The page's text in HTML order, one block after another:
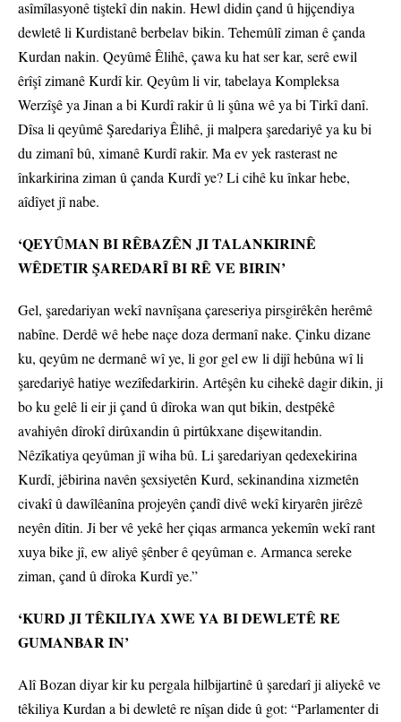
asîmîlasyonê tiştekî din nakin. Hewl didin çand û hijçendiya
dewletê li Kurdistanê berbelav bikin. Tehemûlî ziman ê çanda
Kurdan nakin. Qeyûmê Êlihê, çawa ku hat ser kar, serê ewil
êrîşî zimanê Kurdî kir. Qeyûm li vir, tabelaya Kompleksa
Werzîşê ya Jinan a bi Kurdî rakir û li şûna wê ya bi Tirkî danî.
Dîsa li qeyûmê Şaredariya Êlihê, ji malpera şaredariyê ya ku bi
du zimanî bû, ximanê Kurdî rakir. Ma ev yek rasterast ne
înkarkirina ziman û çanda Kurdî ye? Li cihê ku înkar hebe,
aîdîyet jî nabe.
‘QEYÛMAN BI RÊBAZÊN JI TALANKIRINÊ
WÊDETIR ŞAREDARÎ BI RÊ VE BIRIN’
Gel, şaredariyan wekî navnîşana çareseriya pirsgirêkên herêmê
nabîne. Derdê wê hebe naçe doza dermanî nake. Çinku dizane
ku, qeyûm ne dermanê wî ye, li gor gel ew li dijî hebûna wî li
şaredariyê hatiye wezîfedarkirin. Artêşên ku cihekê dagir dikin, ji
bo ku gelê li eir ji çand û dîroka wan qut bikin, destpêkê
avahiyên dîrokî dirûxandin û pirtûkxane dişewitandin.
Nêzîkatiya qeyûman jî wiha bû. Li şaredariyan qedexekirina
Kurdî, jêbirina navên şexsiyetên Kurd, sekinandina xizmetên
civakî û dawîlêanîna projeyên çandî divê wekî kiryarên jirêzê
neyên dîtin. Ji ber vê yekê her çiqas armanca yekemîn wekî rant
xuya bike jî, ew aliyê şênber ê qeyûman e. Armanca sereke
ziman, çand û dîroka Kurdî ye.”
‘KURD JI TÊKILIYA XWE YA BI DEWLETÊ RE
GUMANBAR IN’
Alî Bozan diyar kir ku pergala hilbijartinê û şaredarî ji aliyekê ve
têkiliya Kurdan a bi dewletê re nîşan dide û got: “Parlamenter di